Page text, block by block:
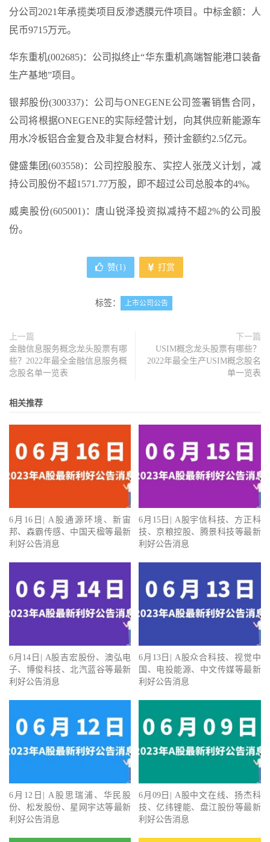
分公司2021年承揽类项目反渗透膜元件项目。中标金额：人
民币9715万元。
华东重机(002685)：公司拟终止“华东重机高端智能港口装备
生产基地”项目。
银邦股份(300337)：公司与ONEGENE公司签署销售合同，
公司将根据ONEGENE的实际经营计划，向其供应新能源车
用水冷板铝合金复合及非复合材料，预计金额约2.5亿元。
健盛集团(603558)：公司控股股东、实控人张茂义计划，减
持公司股份不超1571.77万股，即不超过公司总股本的4%。
威奥股份(605001)：唐山锐泽投资拟减持不超2%的公司股
份。
赞(1) 打赏
标签： 上市公司公告
上一篇
金融信息服务概念龙头股票有哪
些？2022年最全金融信息服务概
念股名单一览表
下一篇
USIM概念龙头股票有哪些？
2022年最全生产USIM概念股名
单一览表
相关推荐
6月16日| A股通源环境、新宙
邦、森霸传感、中国天楹等最新
利好公告消息
6月15日| A股宇信科技、方正科
技、京粮控股、腾景科技等最新
利好公告消息
6月14日| A股吉宏股份、澳弘电
子、博俊科技、北汽蓝谷等最新
利好公告消息
6月13日| A股众合科技、视觉中
国、电投能源、中文传媒等最新
利好公告消息
6月12日| A股思瑞浦、华民股
份、松发股份、星网宇达等最新
利好公告消息
6月09日| A股中文在线、扬杰科
技、亿纬锂能、盘江股份等最新
利好公告消息